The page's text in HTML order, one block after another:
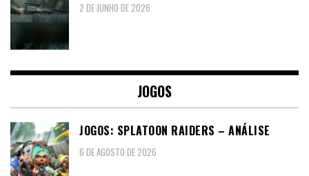
2 DE JUNHO DE 2026
JOGOS
JOGOS: SPLATOON RAIDERS – ANÁLISE
6 DE AGOSTO DE 2026